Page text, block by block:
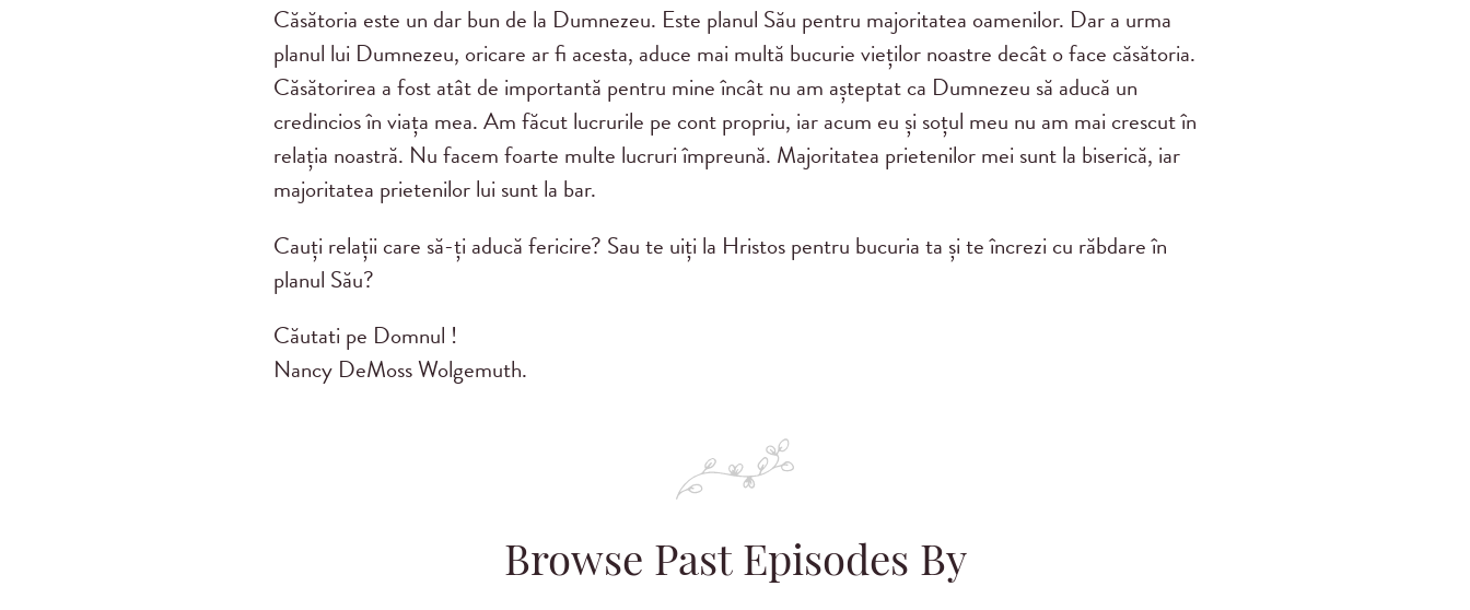
Căsătoria este un dar bun de la Dumnezeu. Este planul Său pentru majoritatea oamenilor. Dar a urma
planul lui Dumnezeu, oricare ar fi acesta, aduce mai multă bucurie vieților noastre decât o face căsătoria.
Căsătorirea a fost atât de importantă pentru mine încât nu am așteptat ca Dumnezeu să aducă un
credincios în viața mea. Am făcut lucrurile pe cont propriu, iar acum eu și soțul meu nu am mai crescut în
relația noastră. Nu facem foarte multe lucruri împreună. Majoritatea prietenilor mei sunt la biserică, iar
majoritatea prietenilor lui sunt la bar.
Cauți relații care să-ți aducă fericire? Sau te uiți la Hristos pentru bucuria ta și te încrezi cu răbdare în
planul Său?
Căutati pe Domnul !
Nancy DeMoss Wolgemuth.
Browse Past Episodes By